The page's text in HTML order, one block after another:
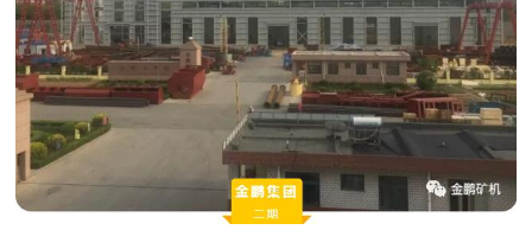
 新闻中心
 矿山设计院
 选矿实验室